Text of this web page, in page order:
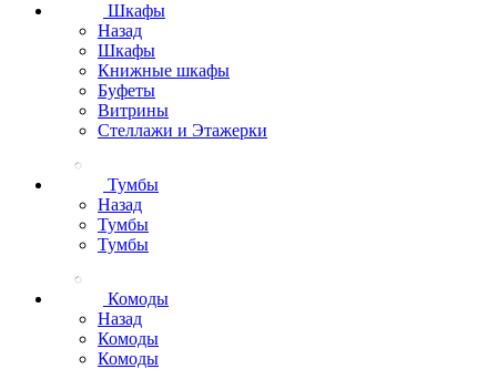
Шкафы
Назад
Шкафы
Книжные шкафы
Буфеты
Витрины
Стеллажи и Этажерки
Тумбы
Назад
Тумбы
Тумбы
Комоды
Назад
Комоды
Комоды